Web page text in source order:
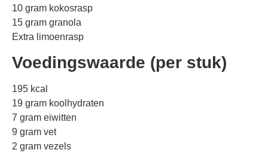
10 gram kokosrasp
15 gram granola
Extra limoenrasp
Voedingswaarde (per stuk)
195 kcal
19 gram koolhydraten
7 gram eiwitten
9 gram vet
2 gram vezels